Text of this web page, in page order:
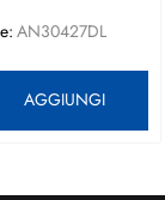
AN30427DL
AGGIUNGI